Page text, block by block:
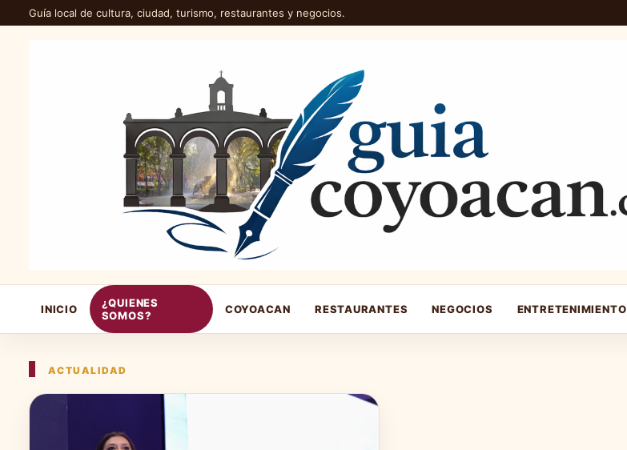
Guía local de cultura, ciudad, turismo, restaurantes y negocios.
INICIO
¿QUIENES
SOMOS?
COYOACAN RESTAURANTES NEGOCIOS ENTRETENIMIENTO
ACTUALIDAD